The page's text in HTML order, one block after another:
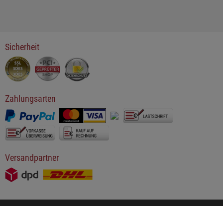
Sicherheit
Zahlungsarten
Versandpartner